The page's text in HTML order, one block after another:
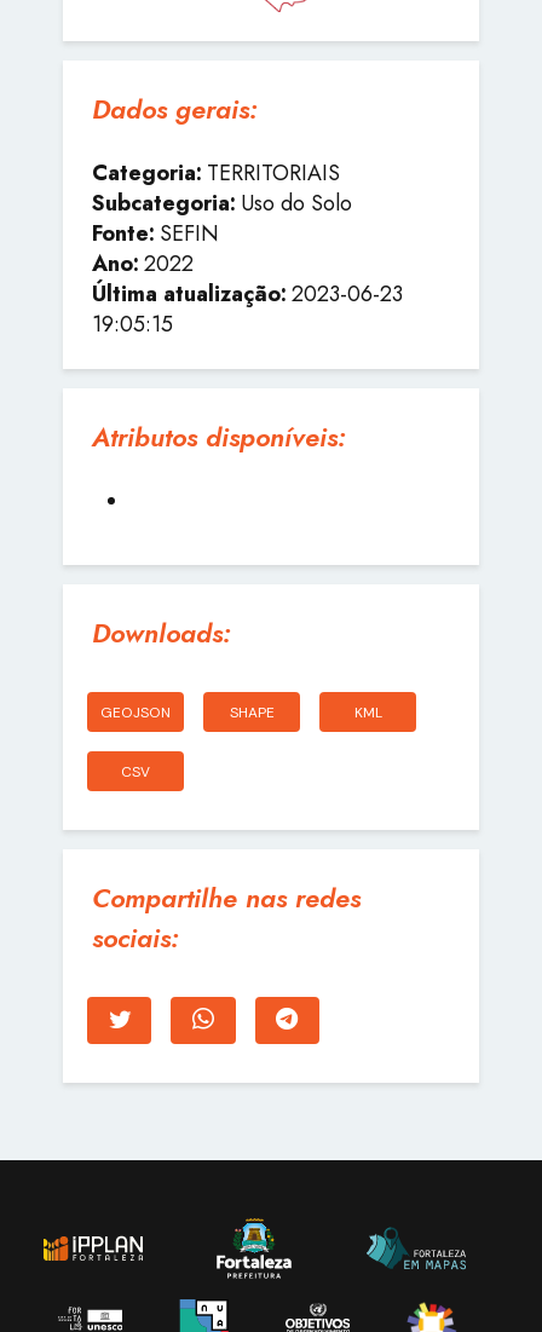
Dados gerais:
Categoria: TERRITORIAIS
Subcategoria: Uso do Solo
Fonte: SEFIN
Ano:2022
Última atualização:2023-06-23
19:05:15
Atributos disponíveis:
Downloads:
GEOJSON SHAPE KML
CSV
Compartilhe nas redes
sociais: